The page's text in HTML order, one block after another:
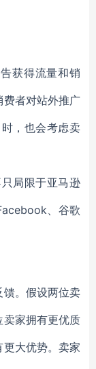
获得流量和销
者对站外推广
，也会考虑卖
局限于亚马逊
、谷歌
。假设两位卖
家拥有更优质
大优势。卖家